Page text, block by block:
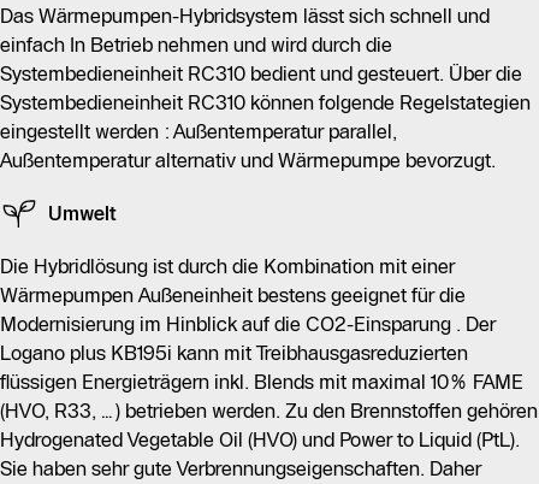
Das Wärmepumpen-Hybridsystem lässt sich schnell und
einfach In Betrieb nehmen und wird durch die
Systembedieneinheit RC310 bedient und gesteuert. Über die
Systembedieneinheit RC310 können folgende Regelstategien
eingestellt werden : Außentemperatur parallel,
Außentemperatur alternativ und Wärmepumpe bevorzugt.
Umwelt
Die Hybridlösung ist durch die Kombination mit einer
Wärmepumpen Außeneinheit bestens geeignet für die
Modernisierung im Hinblick auf die CO2-Einsparung . Der
Logano plus KB195i kann mit Treibhausgasreduzierten
flüssigen Energieträgern inkl. Blends mit maximal 10% FAME
(HVO, R33,…) betrieben werden. Zu den Brennstoffen gehören
Hydrogenated Vegetable Oil (HVO) und Power to Liquid (PtL).
Sie haben sehr gute Verbrennungseigenschaften. Daher